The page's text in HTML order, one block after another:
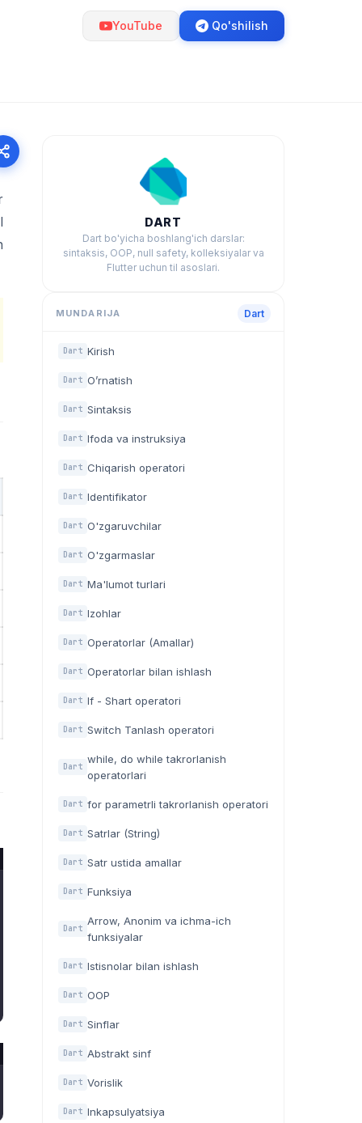
YouTube Qo'shilish
DART
Dart bo'yicha boshlang'ich darslar:
sintaksis, OOP, null safety, kolleksiyalar va
Flutter uchun til asoslari.
MUNDARIJA Dart
Dart Kirish
Dart O’rnatish
Dart Sintaksis
Dart Ifoda va instruksiya
Dart Chiqarish operatori
Dart Identifikator
Dart O'zgaruvchilar
Dart O'zgarmaslar
Dart Ma'lumot turlari
Dart Izohlar
Dart Operatorlar (Amallar)
Dart Operatorlar bilan ishlash
Dart If - Shart operatori
Dart Switch Tanlash operatori
Dart
while, do while takrorlanish
operatorlari
Dart for parametrli takrorlanish operatori
Dart Satrlar (String)
Dart Satr ustida amallar
Dart Funksiya
Dart
Arrow, Anonim va ichma-ich
funksiyalar
Dart Istisnolar bilan ishlash
Dart OOP
Dart Sinflar
Dart Abstrakt sinf
Dart Vorislik
Dart Inkapsulyatsiya